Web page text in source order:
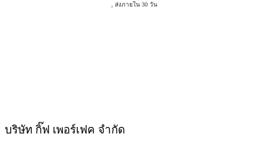
, ส่งภายใน 30 วัน
บริษัท กิ๊ฟ เพอร์เฟค จำกัด